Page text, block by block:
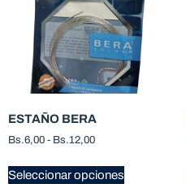
ESTAÑO BERA
Bs.6,00 - Bs.12,00
Seleccionar opciones